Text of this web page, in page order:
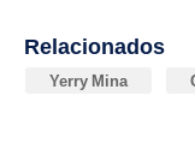
Relacionados
Yerry Mina